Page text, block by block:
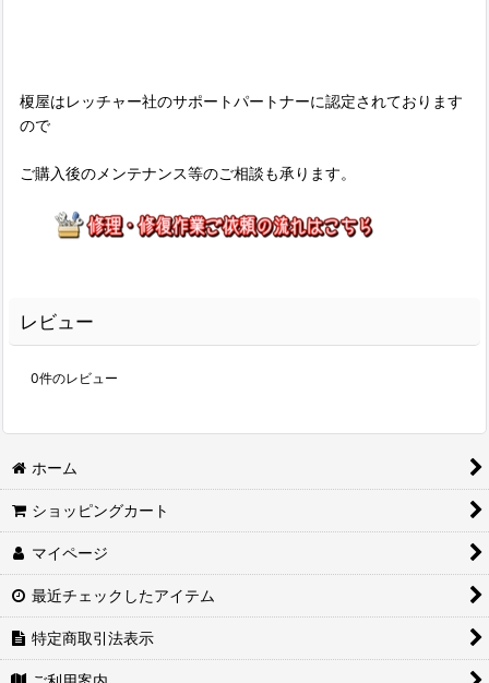
榎屋はレッチャー社のサポートパートナーに認定されております
ので
ご購入後のメンテナンス等のご相談も承ります。
レビュー
0件のレビュー
ホーム
ショッピングカート
マイページ
最近チェックしたアイテム
特定商取引法表示